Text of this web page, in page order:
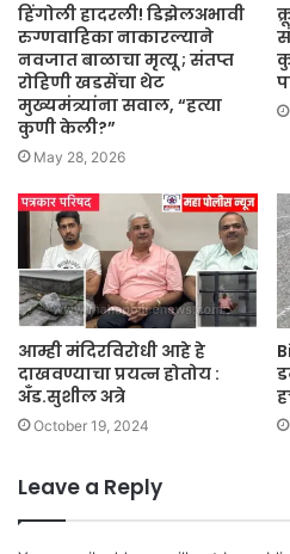
हिंगोली हादरली! डिझेलअभावी
रुग्णवाहिका नाकारल्याने
नवजात बाळाचा मृत्यू ; संतप्त
रोहिणी खडसेंचा थेट
मुख्यमंत्र्यांना सवाल, “हत्या
कुणी केली?”
May 28, 2026
आम्ही मंदिरविरोधी आहे हे
दाखवण्याचा प्रयत्न होतोय :
अँड.सुशील अत्रे
October 19, 2024
Leave a Reply